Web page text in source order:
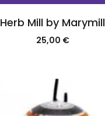
Herb Mill by Marymill
25,00 €